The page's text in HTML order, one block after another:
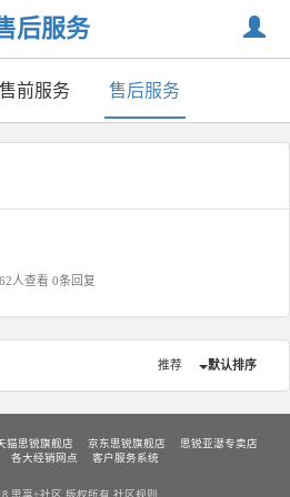
后服务
售前服务 售后服务
人查看 0条回复
推荐 默认排序
猫思锐旗舰店 京东思锐旗舰店
思锐亚濏专卖店
各大经销网点 客户服务系统
思享+社区 版权所有 社区规则